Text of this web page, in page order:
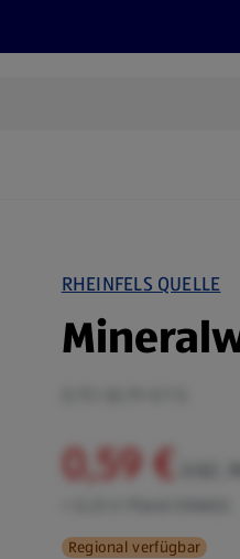
RHEINFELS QUELLE
0,59 €
Regional verfügbar